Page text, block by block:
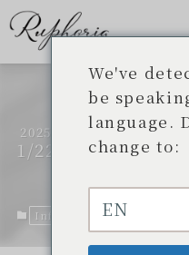
Ryukyu
[Resort
2025
1/22
Informasi terbaru
We've
be
language.
change to:
EN